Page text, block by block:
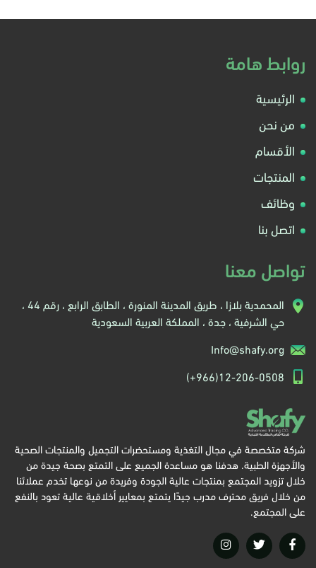
روابط هامة
الرئيسية
من نحن
الأقسام
المنتجات
وظائف
اتصل بنا
تواصل معنا
المحمدية بلازا ، طريق المدينة المنورة ، الطابق الرابع ، رقم 44 ،
حي الشرفية ، جدة ، المملكة العربية السعودية
Info@shafy.org
(+966)12-206-0508
شركة متخصصة في مجال التغذية ومستحضرات التجميل والمنتجات الصحية
والأجهزة الطبية. هدفنا هو مساعدة الجميع على التمتع بصحة جيدة من
خلال تزويد المجتمع بمنتجات عالية الجودة وفريدة من نوعها تخدم عملائنا
من خلال فريق محترف مدرب جيدًا يتمتع بمعايير أخلاقية عالية تعود بالنفع
على المجتمع.